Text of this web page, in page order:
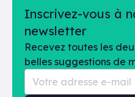
Inscrivez-vous à
newsletter
Recevez toutes les
belles suggestions de